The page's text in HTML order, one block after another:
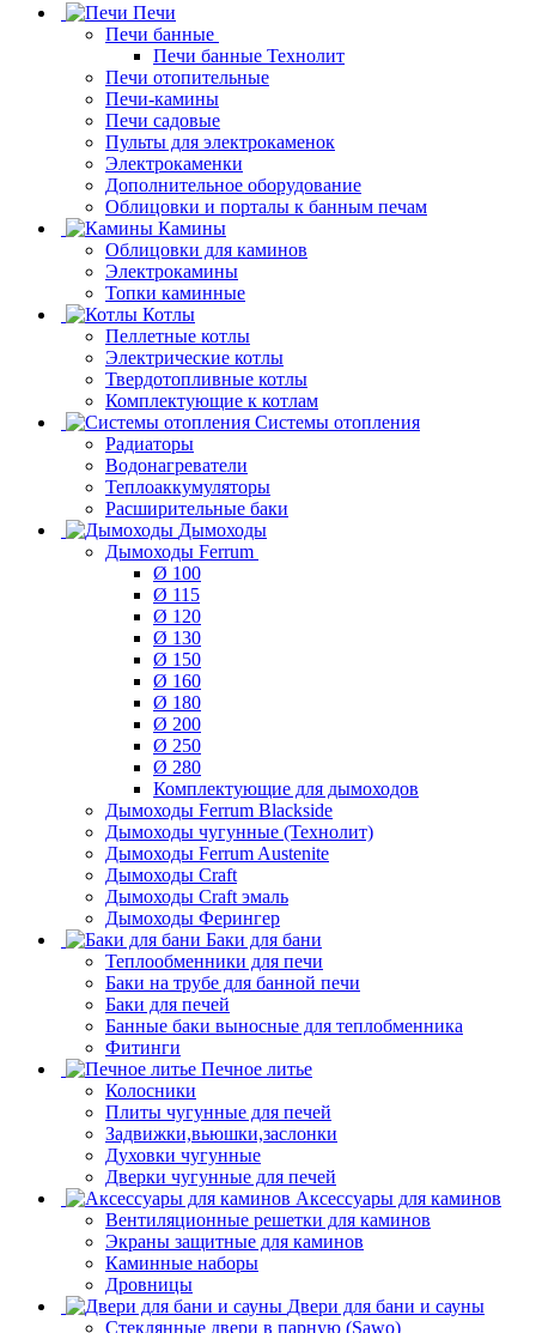
Печи
Печи банные
Печи банные Технолит
Печи отопительные
Печи-камины
Печи садовые
Пульты для электрокаменок
Электрокаменки
Дополнительное оборудование
Облицовки и порталы к банным печам
Камины
Облицовки для каминов
Электрокамины
Топки каминные
Котлы
Пеллетные котлы
Электрические котлы
Твердотопливные котлы
Комплектующие к котлам
Системы отопления
Радиаторы
Водонагреватели
Теплоаккумуляторы
Расширительные баки
Дымоходы
Дымоходы Ferrum
Ø 100
Ø 115
Ø 120
Ø 130
Ø 150
Ø 160
Ø 180
Ø 200
Ø 250
Ø 280
Комплектующие для дымоходов
Дымоходы Ferrum Blackside
Дымоходы чугунные (Технолит)
Дымоходы Ferrum Austenite
Дымоходы Craft
Дымоходы Craft эмаль
Дымоходы Ферингер
Баки для бани
Теплообменники для печи
Баки на трубе для банной печи
Баки для печей
Банные баки выносные для теплобменника
Фитинги
Печное литье
Колосники
Плиты чугунные для печей
Задвижки,вьюшки,заслонки
Духовки чугунные
Дверки чугунные для печей
Аксессуары для каминов
Вентиляционные решетки для каминов
Экраны защитные для каминов
Каминные наборы
Дровницы
Двери для бани и сауны
Стеклянные двери в парную (Sawo)